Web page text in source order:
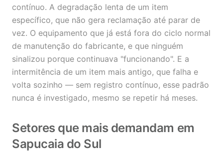
contínuo. A degradação lenta de um item
específico, que não gera reclamação até parar de
vez. O equipamento que já está fora do ciclo normal
de manutenção do fabricante, e que ninguém
sinalizou porque continuava "funcionando". E a
intermitência de um item mais antigo, que falha e
volta sozinho — sem registro contínuo, esse padrão
nunca é investigado, mesmo se repetir há meses.
Setores que mais demandam em
Sapucaia do Sul